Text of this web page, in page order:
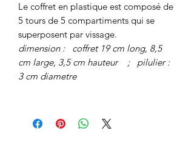
Le coffret en plastique est composé de
5 tours de 5 compartiments qui se
superposent par vissage.
dimension : coffret 19 cm long, 8,5
cm large, 3,5 cm hauteur ; pilulier :
3 cm diametre